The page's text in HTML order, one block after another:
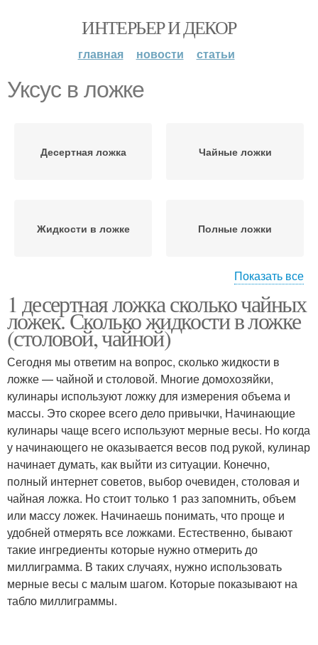
ИНТЕРЬЕР И ДЕКОР
главная новости статьи
Уксус в ложке
Десертная ложка Чайные ложки
Жидкости в ложке Полные ложки
ложке
Ложка в миллилитрах
Воды в ложке Ложки в миллилитрах
Воды в неполной ложке Ложка от чайной и
Дрожжей в десертной
ложке
Показать все
1 десертная ложка сколько чайных
ложек. Сколько жидкости в ложке
(столовой, чайной)
Сегодня мы ответим на вопрос, сколько жидкости в
ложке — чайной и столовой. Многие домохозяйки,
кулинары используют ложку для измерения объема и
массы. Это скорее всего дело привычки, Начинающие
кулинары чаще всего используют мерные весы. Но когда
у начинающего не оказывается весов под рукой, кулинар
начинает думать, как выйти из ситуации. Конечно,
полный интернет советов, выбор очевиден, столовая и
чайная ложка. Но стоит только 1 раз запомнить, объем
или массу ложек. Начинаешь понимать, что проще и
удобней отмерять все ложками. Естественно, бывают
такие ингредиенты которые нужно отмерить до
миллиграмма. В таких случаях, нужно использовать
мерные весы с малым шагом. Которые показывают на
табло миллиграммы.